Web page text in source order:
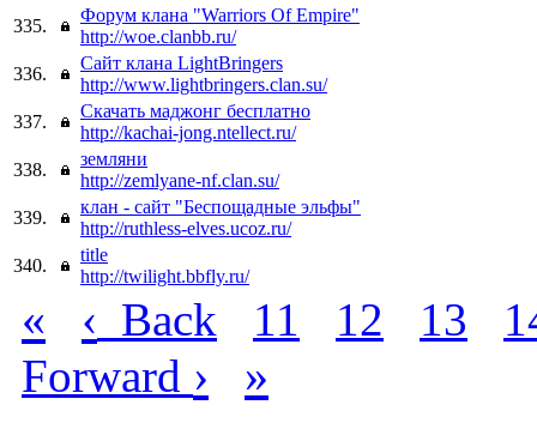
335.
Форум клана "Warriors Of Empire"
http://woe.clanbb.ru/
336.
Сайт клана LightBringers
http://www.lightbringers.clan.su/
337.
Скачать маджонг бесплатно
http://kachai-jong.ntellect.ru/
338.
земляни
http://zemlyane-nf.clan.su/
339.
клан - сайт "Беспощадные эльфы"
http://ruthless-elves.ucoz.ru/
340.
title
http://twilight.bbfly.ru/
« ‹ Back 11 12 13
Forward › »